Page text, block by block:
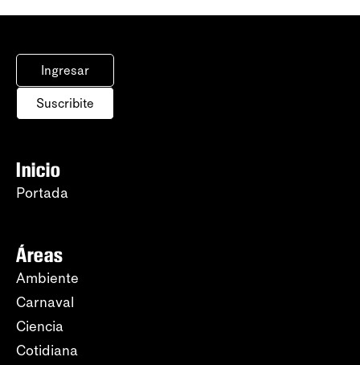
Ingresar
Suscribite
Inicio
Portada
Áreas
Ambiente
Carnaval
Ciencia
Cotidiana